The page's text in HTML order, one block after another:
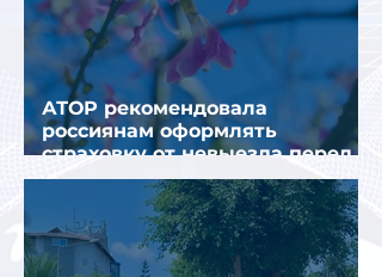
АТОР рекомендовала
россиянам оформлять
страховку от невыезда перед
поездкой в Грецию